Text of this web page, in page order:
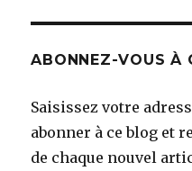
ABONNEZ-VOUS À
Saisissez votre
abonner à ce blog et
de chaque nouvel